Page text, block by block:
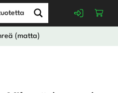
(matta)